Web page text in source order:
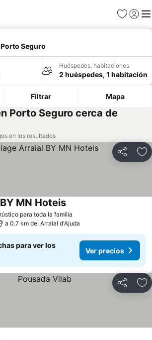
Favoritos
Iniciar
Seguro
Huéspedes, habitaciones
2 huéspedes, 1 habitación
Filtrar Mapa
Porto Seguro cerca de
en los resultados
Compartir
para toda la familia
MN Hoteis
a 0.7 km de: Arraial d'Ajuda
para ver los
Ver precios
Compartir